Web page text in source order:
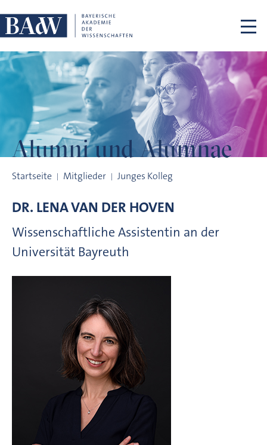
Alumni und Alumnae
Startseite Mitglieder Junges Kolleg
DR. LENAVAN DER HOVEN
Wissenschaftliche Assistentin an der
Universität Bayreuth